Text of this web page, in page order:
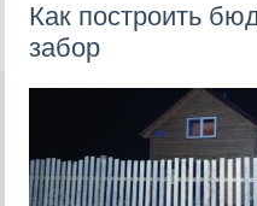
Как построить
забор